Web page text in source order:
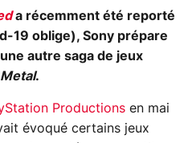
a récemment été reporté
19 oblige), Sony prépare
autre saga de jeux
.
Productions en mai
évoqué certains jeux